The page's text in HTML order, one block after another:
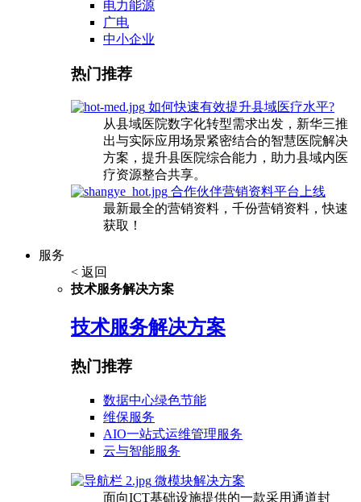
电力能源
广电
中小企业
热门推荐
如何快速有效提升县域医疗水平?
从县域医院数字化转型需求出发，新华三推
出与实际应用场景紧密结合的智慧医院解决
方案，提升县医院综合能力，助力县域内医
疗资源整合共享。
合作伙伴营销资料平台上线
最新最全的营销资料，千份营销资料，快速
获取！
服务
< 返回
技术服务解决方案
技术服务解决方案
热门推荐
数据中心绿色节能
维保服务
AIO一站式运维管理服务
云与智能服务
微模块解决方案
面向ICT基础设施提供的一款采用通道封